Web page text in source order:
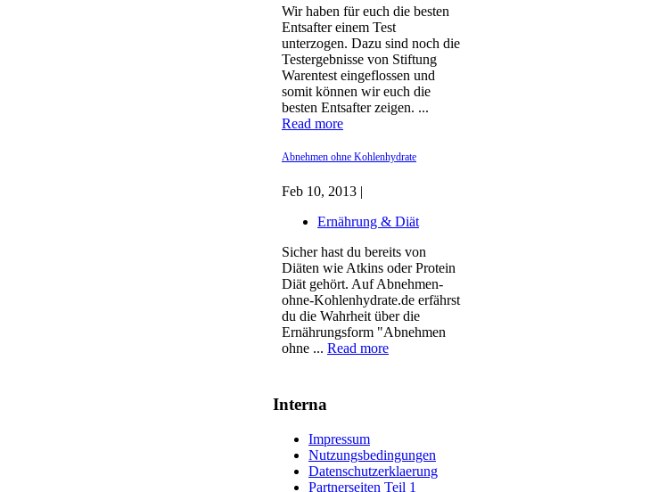
Wir haben für euch die besten
Entsafter einem Test
unterzogen. Dazu sind noch die
Testergebnisse von Stiftung
Warentest eingeflossen und
somit können wir euch die
besten Entsafter zeigen. ...
Read more
Abnehmen ohne Kohlenhydrate
Feb 10, 2013 |
Ernährung & Diät
Sicher hast du bereits von
Diäten wie Atkins oder Protein
Diät gehört. Auf Abnehmen-
ohne-Kohlenhydrate.de erfährst
du die Wahrheit über die
Ernährungsform "Abnehmen
ohne ... Read more
Interna
Impressum
Nutzungsbedingungen
Datenschutzerklaerung
Partnerseiten Teil 1